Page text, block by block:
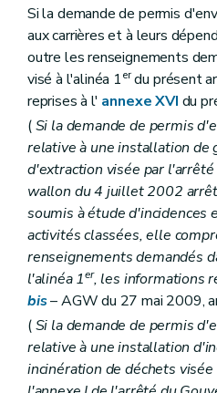
Si la demande de permis
aux carrières et à leurs
outre les renseignements
visé à l'alinéa 1erdu présent
reprises à l' annexe XVI du
(Si la demande de permis
relative à une installation de
d'extraction visée par
wallon du 4 juillet 2002
soumis à étude d'incidences
activités classées, elle
renseignements demandés
l'alinéa 1er, les informations
bis– AGW du 27 mai 2009,
(Si la demande de permis
relative à une installation
incinération de déchets